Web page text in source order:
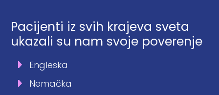
Pacijenti iz svih krajeva sveta
ukazali su nam svoje poverenje
Engleska
Nemačka